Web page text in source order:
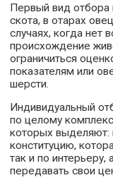
Первый вид отбора
скота, в отарах
случаях, когда нет
происхождение
ограничиться
показателям или
шерсти.
Индивидуальный
по целому
которых выделяют:
конституцию,
так и по интерьеру,
передавать свои